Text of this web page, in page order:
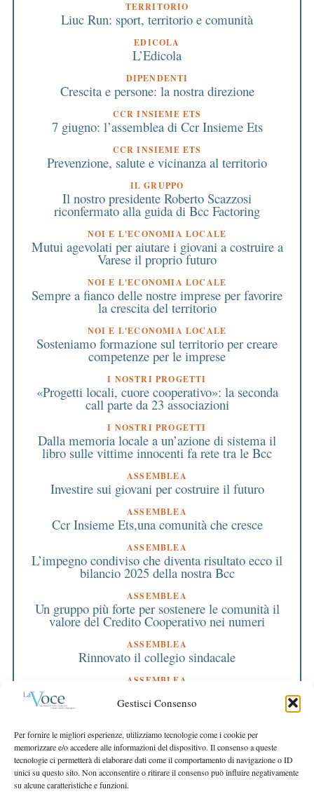
Gestisci Consenso
Per fornire le migliori esperienze, utilizziamo tecnologie come i cookie per
memorizzare e/o accedere alle informazioni del dispositivo. Il consenso a queste
tecnologie ci permetterà di elaborare dati come il comportamento di navigazione o ID
unici su questo sito. Non acconsentire o ritirare il consenso può influire negativamente
su alcune caratteristiche e funzioni.
TERRITORIO
Liuc Run: sport, territorio e comunità
EDICOLA
L’Edicola
DIPENDENTI
Crescita e persone: la nostra direzione
CCR INSIEME ETS
7 giugno: l’assemblea di Ccr Insieme Ets
CCR INSIEME ETS
Prevenzione, salute e vicinanza al territorio
IL GRUPPO
Il nostro presidente Roberto Scazzosi
riconfermato alla guida di Bcc Factoring
NOI E L'ECONOMIA LOCALE
Mutui agevolati per aiutare i giovani a costruire a
Varese il proprio futuro
NOI E L'ECONOMIA LOCALE
Sempre a fianco delle nostre imprese per favorire
la crescita del territorio
NOI E L'ECONOMIA LOCALE
Sosteniamo formazione sul territorio per creare
competenze per le imprese
I NOSTRI PROGETTI
«Progetti locali, cuore cooperativo»: la seconda
call parte da 23 associazioni
I NOSTRI PROGETTI
Dalla memoria locale a un’azione di sistema il
libro sulle vittime innocenti fa rete tra le Bcc
ASSEMBLEA
Investire sui giovani per costruire il futuro
ASSEMBLEA
Ccr Insieme Ets,una comunità che cresce
ASSEMBLEA
L’impegno condiviso che diventa risultato ecco il
bilancio 2025 della nostra Bcc
ASSEMBLEA
Un gruppo più forte per sostenere le comunità il
valore del Credito Cooperativo nei numeri
ASSEMBLEA
Rinnovato il collegio sindacale
ASSEMBLEA
Bilancio approvato all’unanimità e 2 milioni
destinati al territorio
EDITORIALE DIRETTORE
Crescere restando riconoscibili
EDITORIALE PRESIDENTE
Costruire futuro insieme